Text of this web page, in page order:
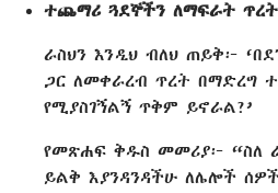
ተጨማሪ ጓደኞችን ለማፍራት
ራስህን እንዲህ ብለህ ጠይቅ፦
ጋር ለመቀራረብ ጥረት በማድረግ
የሚያስገኝልኝ ጥቅም ይኖራል?’
የመጽሐፍ ቅዱስ መመሪያ፦ “ስለ
ይልቅ እያንዳንዳችሁ ለሌሎች